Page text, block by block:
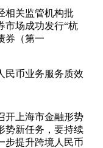
相关监管机构批
市场成功发行“杭
券（第一
民币业务服务质效
开上海市金融形势
势新任务，要持续
步提升跨境人民币